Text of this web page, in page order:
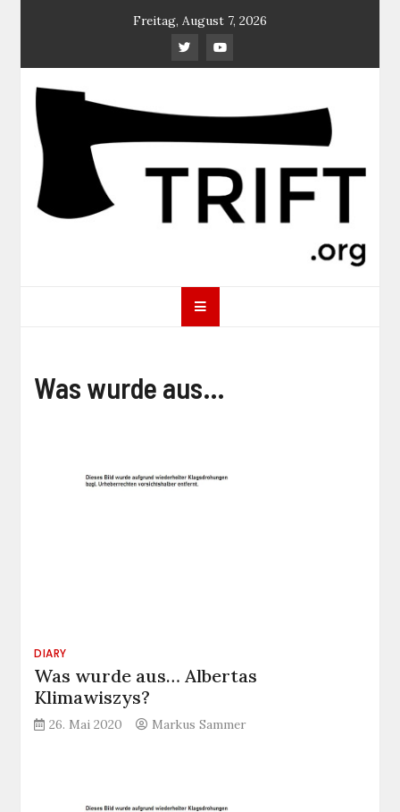
Freitag, August 7, 2026
Was wurde aus…
DIARY
Was wurde aus… Albertas
Klimawiszys?
26. Mai 2020 Markus Sammer